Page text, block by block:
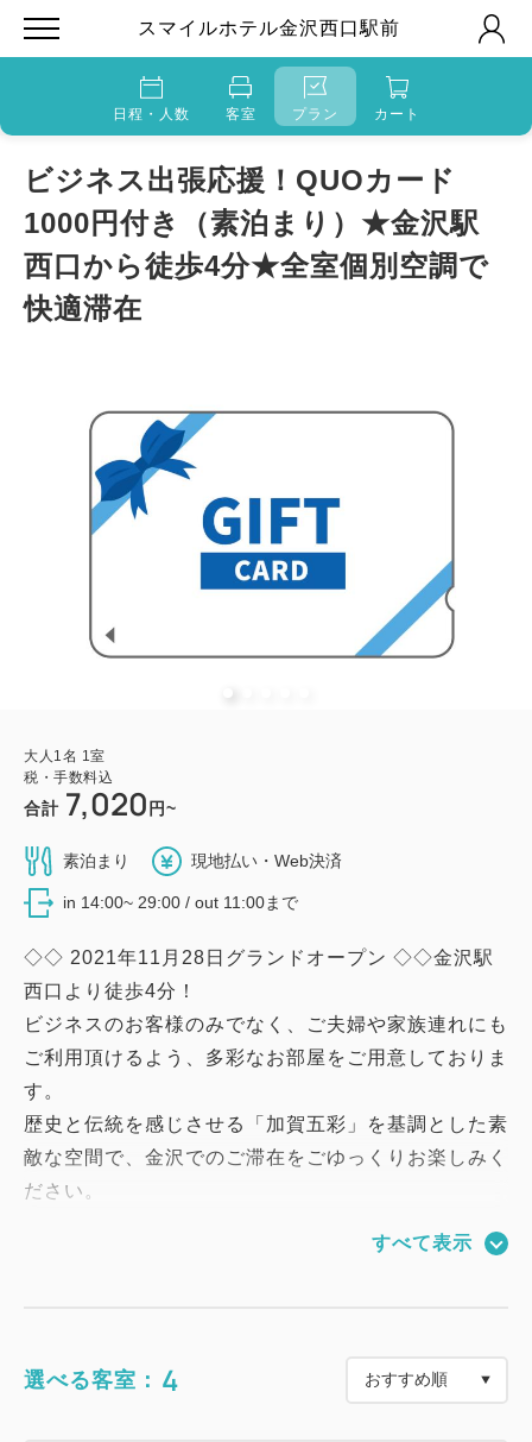
スマイルホテル金沢西口駅前
日程・人数 客室 プラン カート
ビジネス出張応援！QUOカード
1000円付き（素泊まり）★金沢駅
西口から徒歩4分★全室個別空調で
快適滞在
大人 1 名 1 室
税・手数料込
合計 7,020 円~
素泊まり 現地払い・Web決済
in 14:00~ 29:00 / out 11:00まで
◇◇ 2021年11月28日グランドオープン ◇◇金沢駅
西口より徒歩4分！
ビジネスのお客様のみでなく、ご夫婦や家族連れにも
ご利用頂けるよう、多彩なお部屋をご用意しておりま
す。
歴史と伝統を感じさせる「加賀五彩」を基調とした素
敵な空間で、金沢でのご滞在をごゆっくりお楽しみく
ださい。
コンビニなどで使えるQUOカード1000円付きの素泊
チェックイン14：00／チェックアウト11：00
すべて表示
選べる客室： 4